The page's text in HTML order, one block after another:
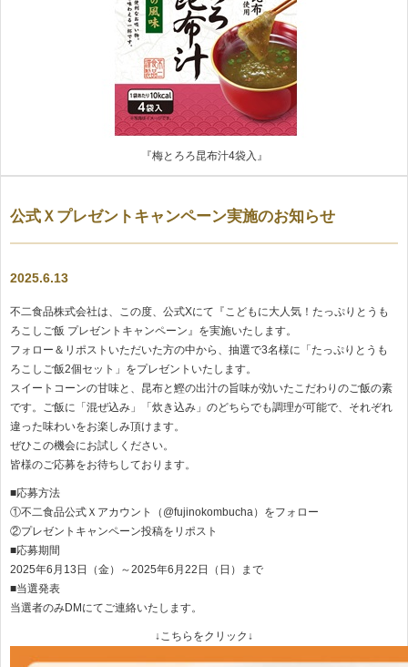
『梅とろろ昆布汁4袋入』
公式Ｘプレゼントキャンペーン実施のお知らせ
2025.6.13
不二食品株式会社は、この度、公式Xにて『こどもに大人気！たっぷりとうも
ろこしご飯 プレゼントキャンペーン』を実施いたします。
フォロー＆リポストいただいた方の中から、抽選で3名様に「たっぷりとうも
ろこしご飯2個セット」をプレゼントいたします。
スイートコーンの甘味と、昆布と鰹の出汁の旨味が効いたこだわりのご飯の素
です。ご飯に「混ぜ込み」「炊き込み」のどちらでも調理が可能で、それぞれ
違った味わいをお楽しみ頂けます。
ぜひこの機会にお試しください。
皆様のご応募をお待ちしております。
■応募方法
①不二食品公式Ｘアカウント（@fujinokombucha）をフォロー
②プレゼントキャンペーン投稿をリポスト
■応募期間
2025年6月13日（金）～2025年6月22日（日）まで
■当選発表
当選者のみDMにてご連絡いたします。
↓こちらをクリック↓